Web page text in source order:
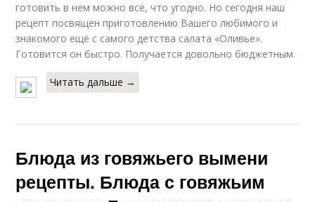
готовить в нем можно всё, что угодно. Но сегодня наш
рецепт посвящен приготовлению Вашего любимого и
знакомого ещё с самого детства салата «Оливье».
Готовится он быстро. Получается довольно бюджетным.
Читать дальше →
Блюда из говяжьего вымени
рецепты. Блюда с говяжьим